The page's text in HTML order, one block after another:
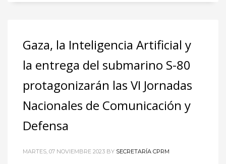
Gaza, la Inteligencia Artificial y
la entrega del submarino S-80
protagonizarán las VI Jornadas
Nacionales de Comunicación y
Defensa
MARTES, 07 NOVIEMBRE 2023 BY SECRETARÍA CPRM